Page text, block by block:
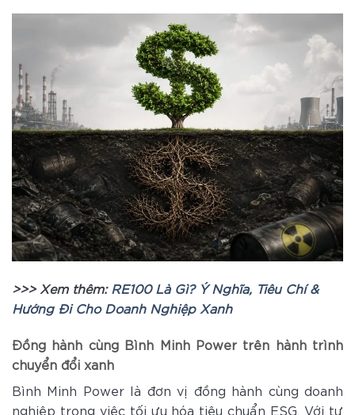
>>> Xem thêm: RE100 Là Gì? Ý Nghĩa, Tiêu Chí &
Hướng Đi Cho Doanh Nghiệp Xanh
Đồng hành cùng Bình Minh Power trên hành trình
chuyển đổi xanh
Bình Minh Power là đơn vị đồng hành cùng doanh
nghiệp trong việc tối ưu hóa tiêu chuẩn ESG. Với tư